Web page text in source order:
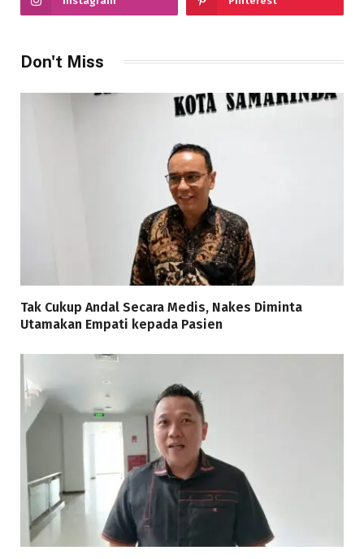
Don't Miss
Tak Cukup Andal Secara Medis, Nakes Diminta
Utamakan Empati kepada Pasien